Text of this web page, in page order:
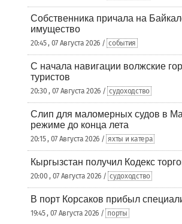
Собственника причала на
имущество
20:45 , 07 Августа 2026 / события
С начала навигации волжские
туристов
20:30 , 07 Августа 2026 / судоходство
Слип для маломерных судов в
режиме до конца лета
20:15 , 07 Августа 2026 / яхты и катера
Кыргызстан получил Кодекс
20:00 , 07 Августа 2026 / судоходство
В порт Корсаков прибыл
19:45 , 07 Августа 2026 / порты